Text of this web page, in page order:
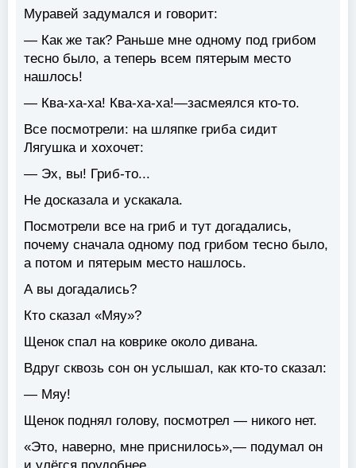
Муравей задумался и говорит:
— Как же так? Раньше мне одному под грибом
тесно было, а теперь всем пятерым место
нашлось!
— Ква-ха-ха! Ква-ха-ха!—засмеялся кто-то.
Все посмотрели: на шляпке гриба сидит
Лягушка и хохочет:
— Эх, вы! Гриб-то...
Не досказала и ускакала.
Посмотрели все на гриб и тут догадались,
почему сначала одному под грибом тесно было,
а потом и пятерым место нашлось.
А вы догадались?
Кто сказал «Мяу»?
Щенок спал на коврике около дивана.
Вдруг сквозь сон он услышал, как кто-то сказал:
— Мяу!
Щенок поднял голову, посмотрел — никого нет.
«Это, наверно, мне приснилось»,— подумал он
и улёгся поудобнее.